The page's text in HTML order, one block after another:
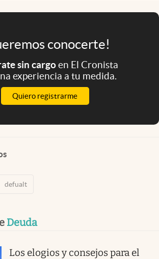
conocerte!
sin cargoen El Cronista
experiencia a tu medida.
Quiero registrarme
defualt
Deuda
Los elogios y consejos para el